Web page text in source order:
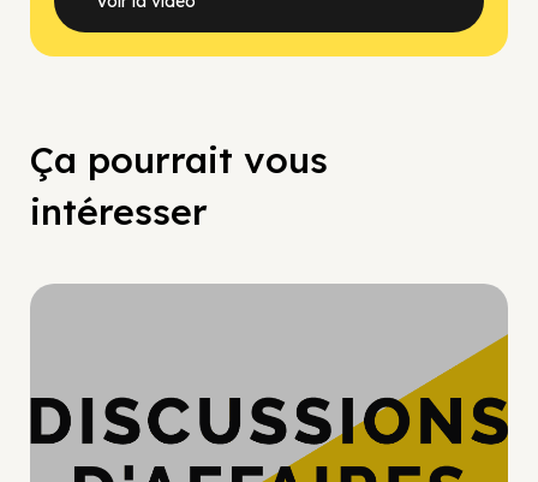
Ça pourrait vous
intéresser